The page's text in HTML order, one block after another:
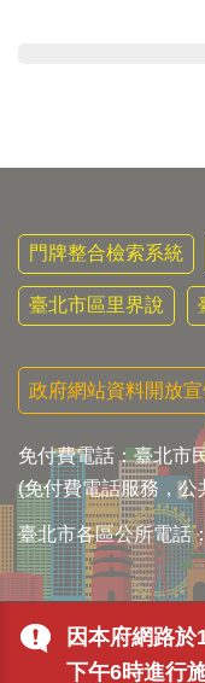
因本府網路
下午6時進行
門牌整合檢索系統
臺北市區里界說
政府網站資料開放宣
免付費電話：臺北市
(免付費電話服務，
臺北市各區公所電話